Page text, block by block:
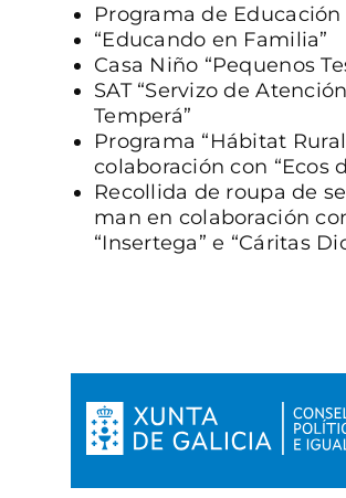
Programa de
“Educando en Familia”
Casa Niño “Pequenos
SAT “Servizo de Atención
Temperá”
Programa “Hábitat
colaboración con “Ecos
Recollida de roupa de
man en colaboración
“Insertega” e “Cáritas